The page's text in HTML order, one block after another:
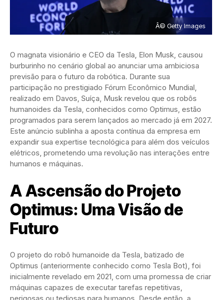
Â© Getty Images
O magnata visionário e CEO da Tesla, Elon Musk, causou
burburinho no cenário global ao anunciar uma ambiciosa
previsão para o futuro da robótica. Durante sua
participação no prestigiado Fórum Econômico Mundial,
realizado em Davos, Suíça, Musk revelou que os robôs
humanoides da Tesla, conhecidos como Optimus, estão
programados para serem lançados ao mercado já em 2027.
Este anúncio sublinha a aposta contínua da empresa em
expandir sua expertise tecnológica para além dos veículos
elétricos, prometendo uma revolução nas interações entre
humanos e máquinas.
A Ascensão do Projeto
Optimus: Uma Visão de
Futuro
O projeto do robô humanoide da Tesla, batizado de
Optimus (anteriormente conhecido como Tesla Bot), foi
inicialmente revelado em 2021, com uma promessa de criar
máquinas capazes de executar tarefas repetitivas,
perigosas ou tediosas para humanos. Desde então, a